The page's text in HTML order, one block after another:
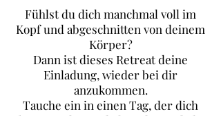
Fühlst du dich manchmal voll im
Kopf und abgeschnitten von deinem
Körper?
Dann ist dieses Retreat deine
Einladung, wieder bei dir
anzukommen.
Tauche ein in einen Tag, der dich